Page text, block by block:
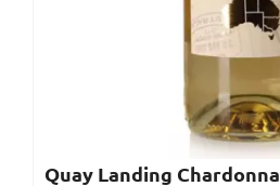
Quay Landing